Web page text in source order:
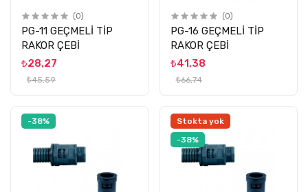
(0)
PG-11 GEÇMELİ TİP
RAKOR ÇEBİ
₺28,27
₺45,59
(0)
PG-16 GEÇMELİ TİP
RAKOR ÇEBİ
₺41,38
₺66,74
-38%
Stokta yok
-38%